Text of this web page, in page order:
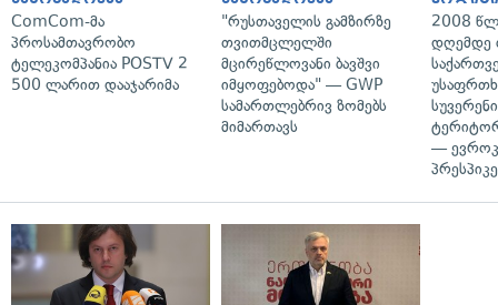
ComCom-მა
პროსამთავრობო
ტელეკომპანია POSTV 2
500 ლარით დააჯარიმა
"რუსთაველის გამზირზე
თვითმცლელში
მცირეწლოვანი ბავშვი
იმყოფებოდა" — GWP
სამართლებრივ ზომებს
მიმართავს
2008
დღემდე
—